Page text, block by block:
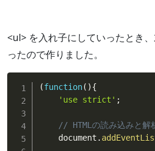
<ul> を入れ子にしていったとき
ったので作りました。
(function( ){
'use strict' ;
// HTMLの読み込みと解
    document
.